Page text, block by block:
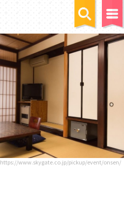
https://www.skygate.co.jp/pickup/event/onsen/